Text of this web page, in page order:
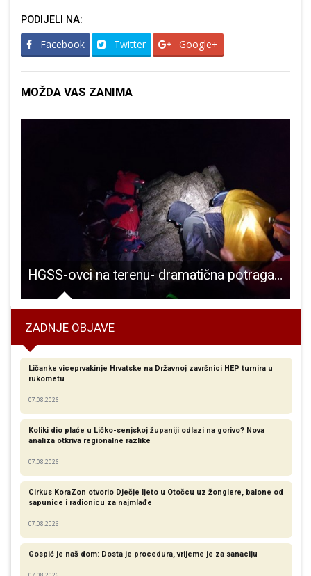
PODIJELI NA:
Facebook Twitter Google+
MOŽDA VAS ZANIMA
HGSS-ovci na terenu- dramatična potraga za planinarima na Velebitu!!!
ZADNJE OBJAVE
Ličanke viceprvakinje Hrvatske na Državnoj završnici HEP turnira u
rukometu
07.08.2026
Koliki dio plaće u Ličko-senjskoj županiji odlazi na gorivo? Nova
analiza otkriva regionalne razlike​
07.08.2026
Cirkus KoraZon otvorio Dječje ljeto u Otočcu uz žonglere, balone od
sapunice i radionicu za najmlađe
07.08.2026
Gospić je naš dom: Dosta je procedura, vrijeme je za sanaciju